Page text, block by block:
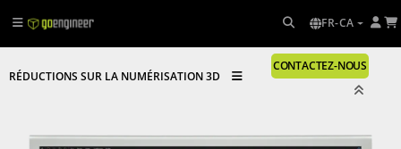
FR-CA
RÉDUCTIONS SUR LA NUMÉRISATION 3D
CONTACTEZ-NOUS